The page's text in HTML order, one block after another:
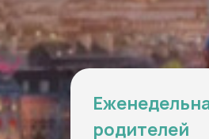
родителей